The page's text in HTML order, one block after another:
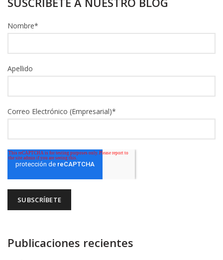
Nombre*
Apellido
Correo Electrónico (Empresarial)*
Publicaciones recientes